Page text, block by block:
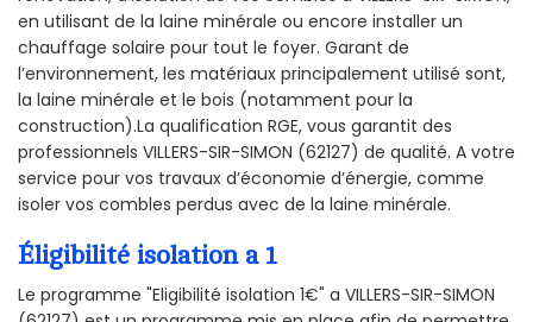
en utilisant de la laine minérale ou encore installer un
chauffage solaire pour tout le foyer. Garant de
l’environnement, les matériaux principalement utilisé sont,
la laine minérale et le bois (notamment pour la
construction).La qualification RGE, vous garantit des
professionnels VILLERS-SIR-SIMON (62127) de qualité. A votre
service pour vos travaux d’économie d’énergie, comme
isoler vos combles perdus avec de la laine minérale.
Éligibilité isolation a 1
Le programme "Eligibilité isolation 1€" a VILLERS-SIR-SIMON